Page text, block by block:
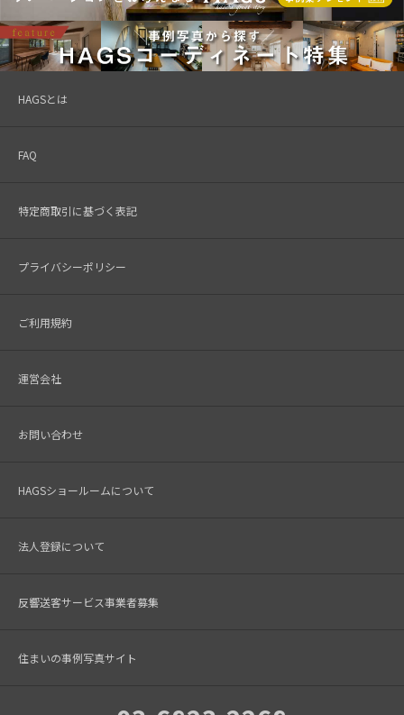
HAGSとは
FAQ
特定商取引に基づく表記
プライバシーポリシー
ご利用規約
運営会社
お問い合わせ
HAGSショールームについて
法人登録について
反響送客サービス事業者募集
住まいの事例写真サイト